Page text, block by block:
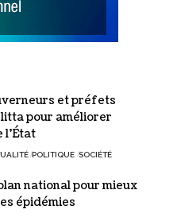
et préfets
pour améliorer
l’État
POLITIQUE SOCIÉTÉ
national pour mieux
épidémies